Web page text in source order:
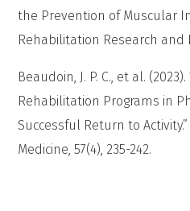
the Prevention of Muscular
Rehabilitation Research and
Beaudoin, J. P. C., et al.
Rehabilitation Programs in
Successful Return to
Medicine, 57(4), 235-242.